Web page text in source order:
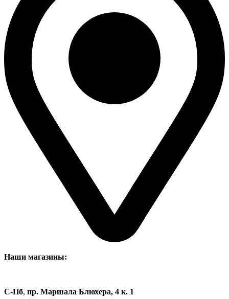
Наши магазины:
С-Пб, пр. Маршала Блюхера, 4 к. 1